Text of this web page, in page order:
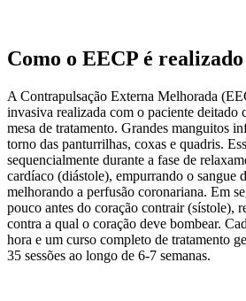
Como o EECP é realizado
A Contrapulsação Externa Melhorada
invasiva realizada com o paciente deitado
mesa de tratamento. Grandes manguitos
torno das panturrilhas, coxas e quadris.
sequencialmente durante a fase de
cardíaco (diástole), empurrando o sangue
melhorando a perfusão coronariana. Em
pouco antes do coração contrair (sístole),
contra a qual o coração deve bombear.
hora e um curso completo de tratamento
35 sessões ao longo de 6-7 semanas.